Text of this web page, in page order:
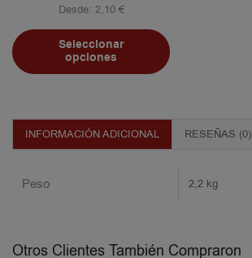
Desde: 2,10 €
Seleccionar
opciones
INFORMACIÓN ADICIONAL RESEÑAS (0)
Peso 2,2 kg
Otros Clientes También Compraron